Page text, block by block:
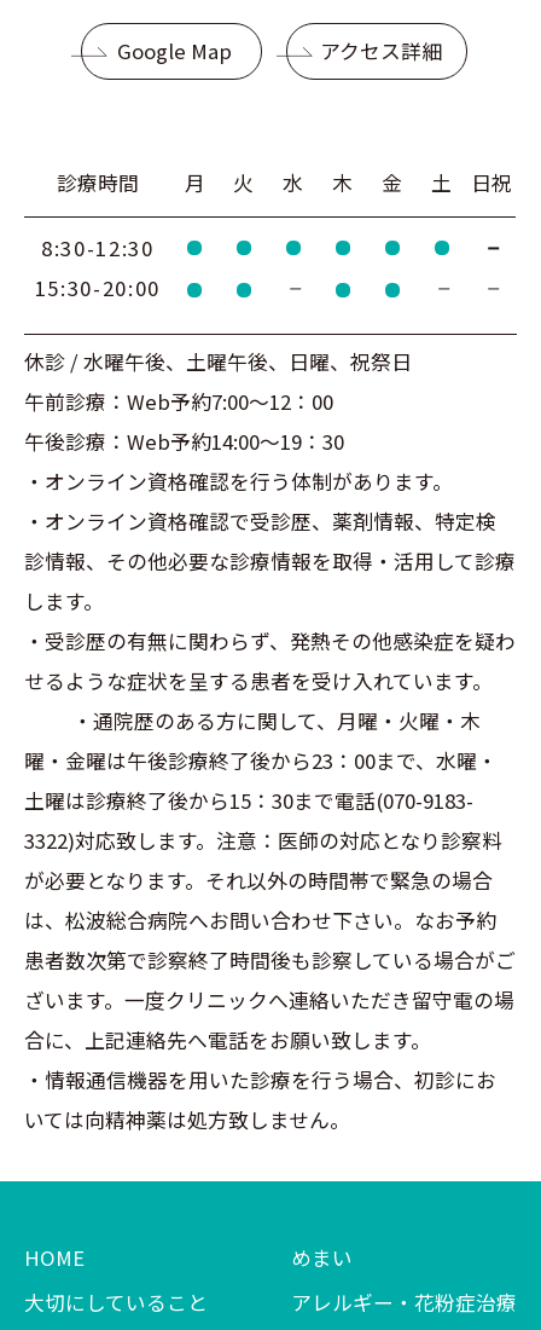
Google Map アクセス詳細
診療時間 月 火 水 木 金 土 日祝
8:30-12:30
15:30-20:00
休診 / 水曜午後、土曜午後、日曜、祝祭日
午前診療：Web予約7:00～12：00
午後診療：Web予約14:00～19：30
・オンライン資格確認を行う体制があります。
・オンライン資格確認で受診歴、薬剤情報、特定検
診情報、その他必要な診療情報を取得・活用して診療
します。
・受診歴の有無に関わらず、発熱その他感染症を疑わ
せるような症状を呈する患者を受け入れています。
・通院歴のある方に関して、月曜・火曜・木
曜・金曜は午後診療終了後から23：00まで、水曜・
土曜は診療終了後から15：30まで電話(070-9183-
3322)対応致します。注意：医師の対応となり診察料
が必要となります。それ以外の時間帯で緊急の場合
は、松波総合病院へお問い合わせ下さい。なお予約
患者数次第で診察終了時間後も診察している場合がご
ざいます。一度クリニックへ連絡いただき留守電の場
合に、上記連絡先へ電話をお願い致します。
・情報通信機器を用いた診療を行う場合、初診にお
いては向精神薬は処方致しません。
HOME
大切にしていること
めまい
アレルギー・花粉症治療